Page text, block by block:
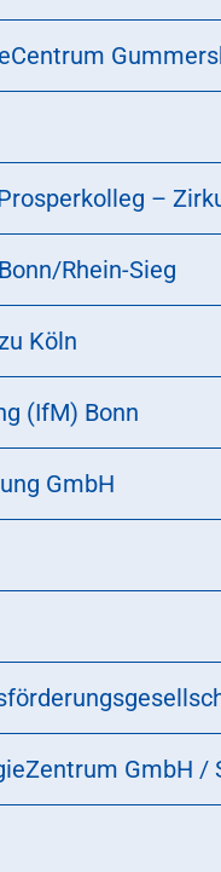
–
Rhein-Sieg
Köln
(IfM) Bonn
GmbH
GmbH /